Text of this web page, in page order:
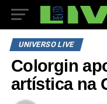
UNIVERSO LIVE
Colorgin
artística na